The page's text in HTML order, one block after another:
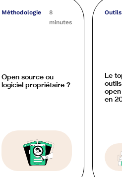
Méthodologie
8
minutes
Open source ou
logiciel propriétaire ?
Outils
Le
en